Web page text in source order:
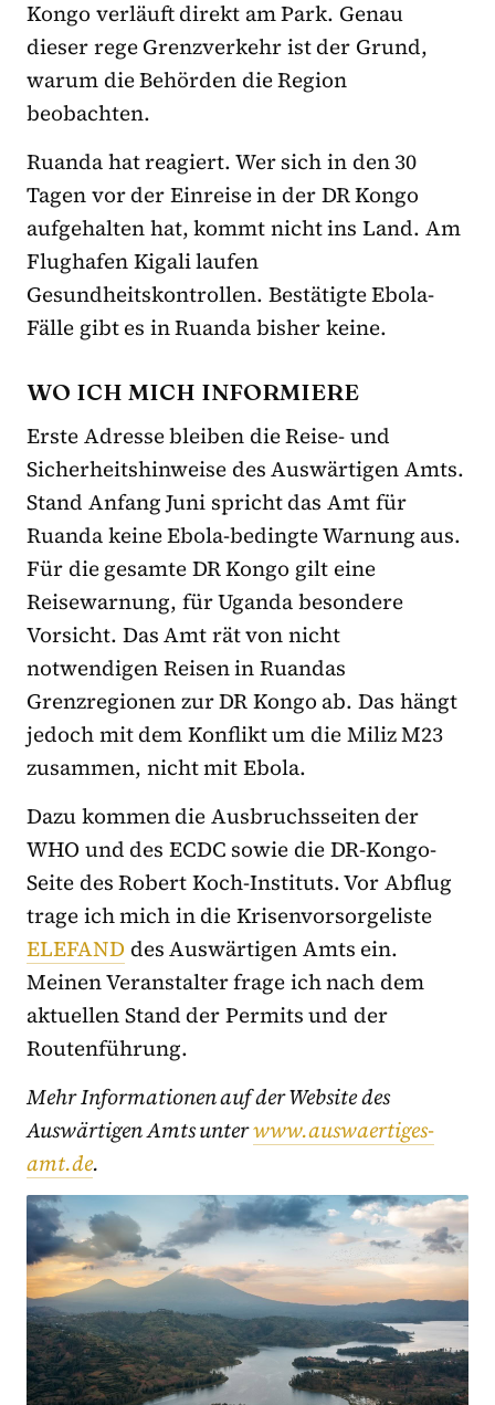
Kongo verläuft direkt am Park. Genau
dieser rege Grenzverkehr ist der Grund,
warum die Behörden die Region
beobachten.
Ruanda hat reagiert. Wer sich in den 30
Tagen vor der Einreise in der DR Kongo
aufgehalten hat, kommt nicht ins Land. Am
Flughafen Kigali laufen
Gesundheitskontrollen. Bestätigte Ebola-
Fälle gibt es in Ruanda bisher keine.
WO ICH MICH INFORMIERE
Erste Adresse bleiben die Reise- und
Sicherheitshinweise des Auswärtigen Amts.
Stand Anfang Juni spricht das Amt für
Ruanda keine Ebola-bedingte Warnung aus.
Für die gesamte DR Kongo gilt eine
Reisewarnung, für Uganda besondere
Vorsicht. Das Amt rät von nicht
notwendigen Reisen in Ruandas
Grenzregionen zur DR Kongo ab. Das hängt
jedoch mit dem Konflikt um die Miliz M23
zusammen, nicht mit Ebola.
Dazu kommen die Ausbruchsseiten der
WHO und des ECDC sowie die DR-Kongo-
Seite des Robert Koch-Instituts. Vor Abflug
trage ich mich in die Krisenvorsorgeliste
ELEFAND des Auswärtigen Amts ein.
Meinen Veranstalter frage ich nach dem
aktuellen Stand der Permits und der
Routenführung.
Mehr Informationen auf der Website des
Auswärtigen Amts unterwww.auswaertiges-
amt.de.